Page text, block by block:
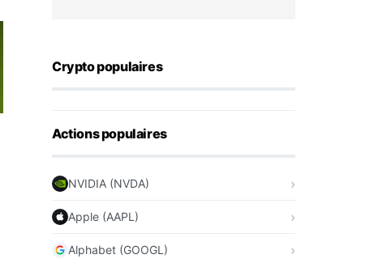
Crypto populaires
Actions populaires
NVIDIA (NVDA)
Apple (AAPL)
Alphabet (GOOGL)